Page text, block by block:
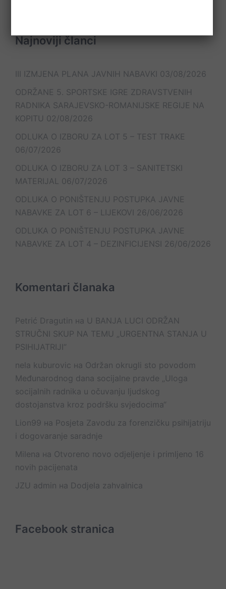
Najnoviji članci
III IZMJENA PLANA JAVNIH NABAVKI 03/08/2026
ODRŽANE 5. SPORTSKE IGRE ZDRAVSTVENIH
RADNIKA SARAJEVSKO-ROMANIJSKE REGIJE NA
KOPITU 02/08/2026
ODLUKA O IZBORU ZA LOT 5 – TEST TRAKE
06/07/2026
ODLUKA O IZBORU ZA LOT 3 – SANITETSKI
MATERIJAL 06/07/2026
ODLUKA O PONIŠTENJU POSTUPKA JAVNE
NABAVKE ZA LOT 6 – LIJEKOVI 26/06/2026
ODLUKA O PONIŠTENJU POSTUPKA JAVNE
NABAVKE ZA LOT 4 – DEZINFICIJENSI 26/06/2026
Komentari članaka
Petrić Dragutin на U BANJA LUCI ODRŽAN
STRUČNI SKUP NA TEMU „URGENTNA STANJA U
PSIHIJATRIJI“
nela kuburovic на Održan okrugli sto povodom
Međunarodnog dana socijalne pravde „Uloga
socijalnih radnika u očuvanju ljudskog
dostojanstva kroz podršku svjedocima“
Lion99 на Posjeta Zavodu za forenzičku psihijatriju
i dogovaranje saradnje
Milena на Otvoreno novo odjeljenje i primljeno 16
novih pacijenata
JZU admin на Dodjela zahvalnica
Facebook stranica